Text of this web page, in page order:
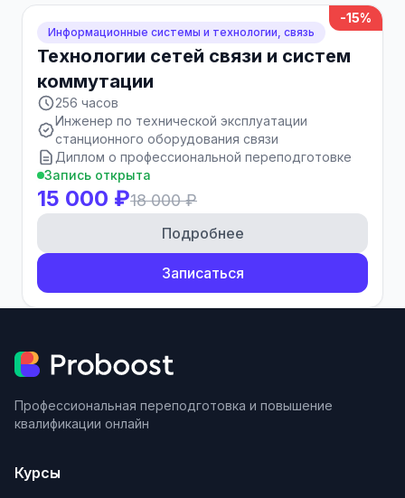
-15%
Информационные системы и технологии, связь
Технологии сетей связи и систем
коммутации
256 часов
Инженер по технической эксплуатации
станционного оборудования связи
Диплом о профессиональной переподготовке
Запись открыта
15 000 ₽18 000 ₽
Подробнее
Записаться
Профессиональная переподготовка и повышение
квалификации онлайн
Курсы